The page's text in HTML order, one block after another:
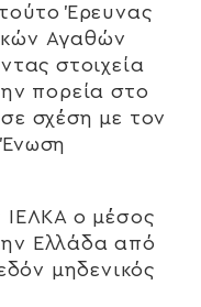
Έρευνας
Αγαθών
στοιχεία
πορεία στο
σχέση με τον
ο μέσος
Ελλάδα από
μηδενικός